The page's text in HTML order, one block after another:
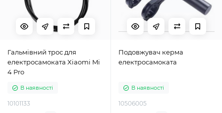
Гальмівний трос для
електросамоката Xiaomi Mi
4 Pro
В наявності
10101133
Подовжувач керма
електросамоката
В наявності
10506005